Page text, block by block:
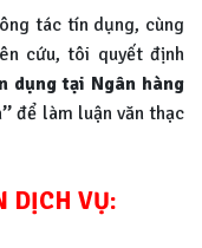
tác tín dụng, cùng
cứu, tôi quyết định
dụng tại Ngân hàng
để làm luận văn thạc
DỊCH VỤ: